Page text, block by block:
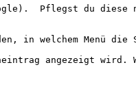
Pflegst du diese
in welchem Menü die
angezeigt wird.